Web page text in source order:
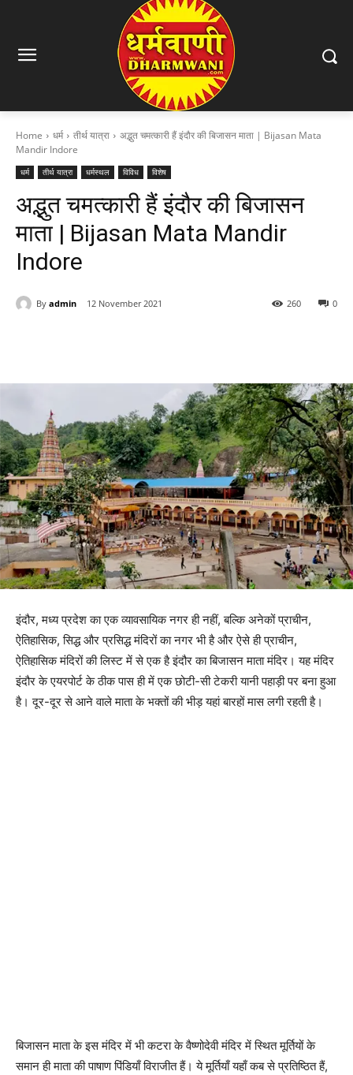
Home धर्म तीर्थ यात्रा
अद्भुत चमत्कारी हैं इंदौर की बिजासन माता | Bijasan Mata
Mandir Indore
धर्म तीर्थ यात्रा धर्मस्थल विविध विशेष
अद्भुत चमत्कारी हैं इंदौर की बिजासन
माता | Bijasan Mata Mandir
Indore
By admin 12 November 2021 0
260
इंदौर, मध्य प्रदेश का एक व्यावसायिक नगर ही नहीं, बल्कि अनेकों प्राचीन,
ऐतिहासिक, सिद्ध और प्रसिद्ध मंदिरों का नगर भी है और ऐसे ही प्राचीन,
ऐतिहासिक मंदिरों की लिस्ट में से एक है इंदौर का बिजासन माता मंदिर। यह मंदिर
इंदौर के एयरपोर्ट के ठीक पास ही में एक छोटी-सी टेकरी यानी पहाड़ी पर बना हुआ
है। दूर-दूर से आने वाले माता के भक्तों की भीड़ यहां बारहों मास लगी रहती है।
बिजासन माता के इस मंदिर में भी कटरा के वैष्णोदेवी मंदिर में स्थित मूर्तियों के
समान ही माता की पाषाण पिंडियाँ विराजीत हैं। ये मूर्तियाँ यहाँ कब से प्रतिष्ठित हैं,